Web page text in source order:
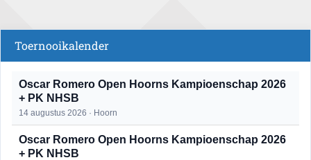
Toernooikalender
Oscar Romero Open Hoorns Kampioenschap 2026
+ PK NHSB
14 augustus 2026 · Hoorn
Oscar Romero Open Hoorns Kampioenschap 2026
+ PK NHSB